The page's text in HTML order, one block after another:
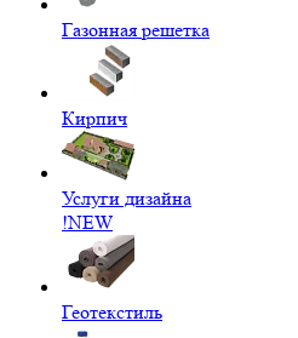
Газонная решетка
Кирпич
Услуги дизайна
!NEW
Геотекстиль